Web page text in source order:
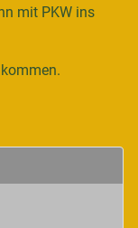
mit PKW ins